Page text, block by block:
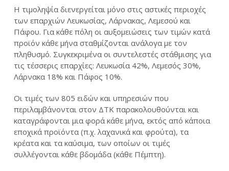
Η τιμοληψία διενεργείται μόνο στις αστικές περιοχές
των επαρχιών Λευκωσίας, Λάρνακας, Λεμεσού και
Πάφου. Για κάθε πόλη οι αυξομειώσεις των τιμών κατά
προϊόν κάθε μήνα σταθμίζονται ανάλογα με τον
πληθυσμό. Συγκεκριμένα οι συντελεστές στάθμισης για
τις τέσσερις επαρχίες: Λευκωσία 42%, Λεμεσός 30%,
Λάρνακα 18% και Πάφος 10%.
Οι τιμές των 805 ειδών και υπηρεσιών που
περιλαμβάνονται στον ΔΤΚ παρακολουθούνται και
καταγράφονται μια φορά κάθε μήνα, εκτός από κάποια
εποχικά προϊόντα (π.χ. λαχανικά και φρούτα), τα
κρέατα και τα καύσιμα, των οποίων οι τιμές
συλλέγονται κάθε βδομάδα (κάθε Πέμπτη).